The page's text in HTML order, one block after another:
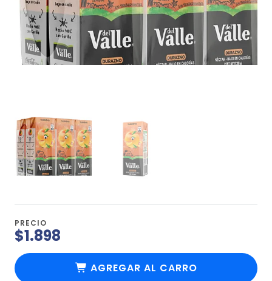
PRECIO
$1.898
AGREGAR AL CARRO